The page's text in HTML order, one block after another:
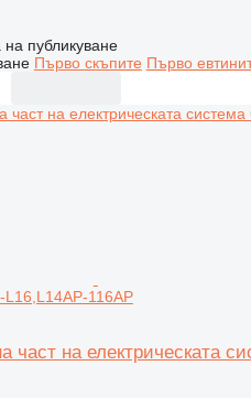
на публикуване
Първо скъпите Първо
L16,L14AP-116AP
част на електрическата